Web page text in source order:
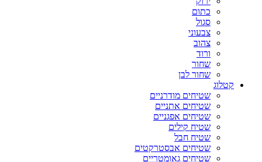
כתום
סגול
צבעוני
צהוב
ורוד
שחור
שחור לבן
קטלוג
שטיחים מודרניים
שטיחים אתניים
שטיחים אפגניים
שטיח קילים
שטיח חבל
שטיחים אבסטרקטים
שטיחים גאומטריים